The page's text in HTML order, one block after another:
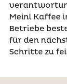
Meinl Kaffee
Betriebe
für den
Schritte zu